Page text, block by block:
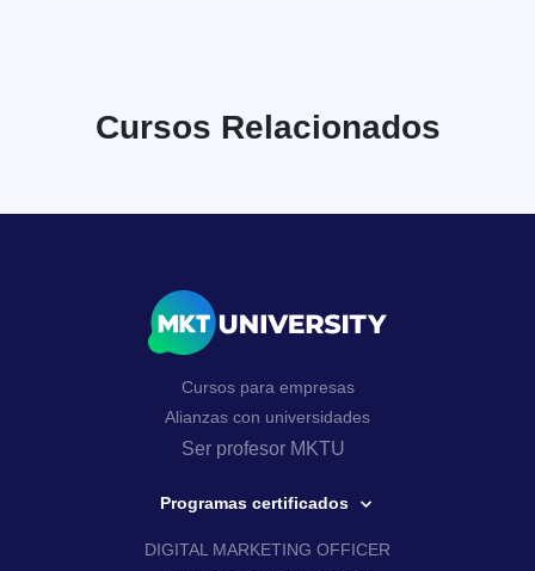
Cursos Relacionados
Cursos para empresas
Alianzas con universidades
Ser profesor MKTU
Programas certificados
DIGITAL MARKETING OFFICER